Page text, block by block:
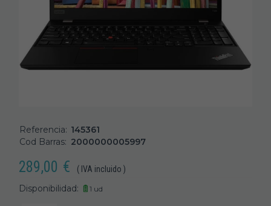
Referencia: 145361
Cod Barras: 2000000005997
289,00 € ( IVA incluido )
Disponibilidad: 1 ud